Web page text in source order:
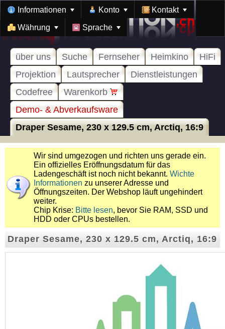
Informationen Konto Kontakt
Währung Sprache
über uns Suche Fernseher Heimkino
HiFi
Projektion
Lautsprecher
Dienstleistungen
Codefree
Warenkorb
Demo- & Abverkaufsware
Draper Sesame, 230 x 129.5 cm, Arctiq, 16:9
Wir sind umgezogen und richten uns gerade ein.
Ein offizielles Eröffnungsdatum für das
Ladengeschäft ist noch nicht bekannt. Wichte
Informationen zu unserer Adresse und
Öffnungszeiten. Der Webshop läuft ungehindert
weiter.
Chip Krise: Bitte lesen, bevor Sie RAM, SSD und
HDD oder CPUs bestellen.
Draper Sesame, 230 x 129.5 cm, Arctiq, 16:9